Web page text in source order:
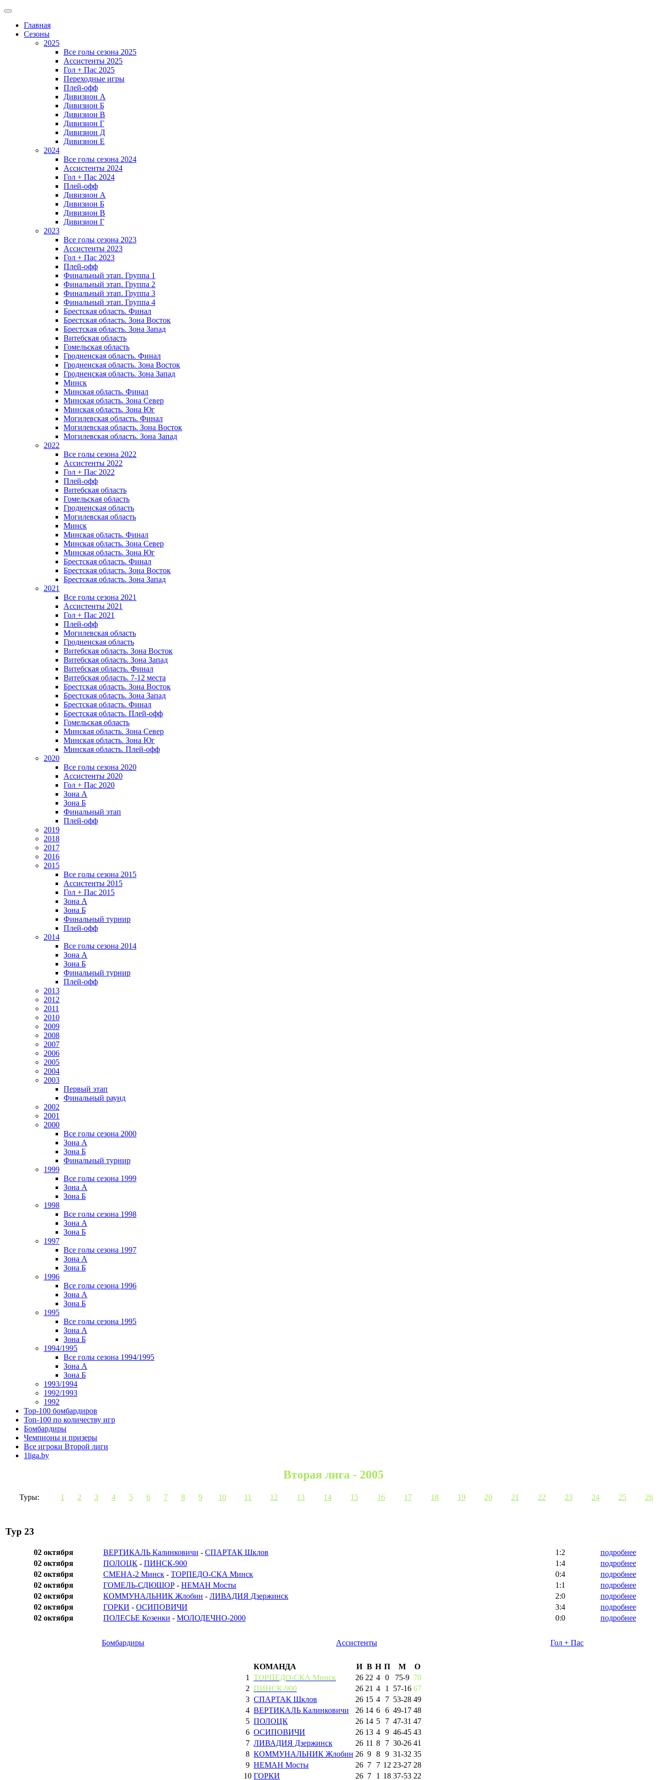
Главная
Сезоны
2025
Все голы сезона 2025
Ассистенты 2025
Гол + Пас 2025
Переходные игры
Плей-офф
Дивизион A
Дивизион Б
Дивизион В
Дивизион Г
Дивизион Д
Дивизион Е
2024
Все голы сезона 2024
Ассистенты 2024
Гол + Пас 2024
Плей-офф
Дивизион A
Дивизион Б
Дивизион В
Дивизион Г
2023
Все голы сезона 2023
Ассистенты 2023
Гол + Пас 2023
Плей-офф
Финальный этап. Группа 1
Финальный этап. Группа 2
Финальный этап. Группа 3
Финальный этап. Группа 4
Брестская область. Финал
Брестская область. Зона Восток
Брестская область. Зона Запад
Витебская область
Гомельская область
Гродненская область. Финал
Гродненская область. Зона Восток
Гродненская область. Зона Запад
Минск
Минская область. Финал
Минская область. Зона Север
Минская область. Зона Юг
Могилевская область. Финал
Могилевская область. Зона Восток
Могилевская область. Зона Запад
2022
Все голы сезона 2022
Ассистенты 2022
Гол + Пас 2022
Плей-офф
Витебская область
Гомельская область
Гродненская область
Могилевская область
Минск
Mинская область. Финал
Минская область. Зона Север
Минская область. Зона Юг
Брестская область. Финал
Брестская область. Зона Восток
Брестская область. Зона Запад
2021
Все голы сезона 2021
Ассистенты 2021
Гол + Пас 2021
Плей-офф
Могилевская область
Гродненская область
Витебская область. Зона Восток
Витебская область. Зона Запад
Витебская область. Финал
Витебская область. 7-12 места
Брестская область. Зона Восток
Брестская область. Зона Запад
Брестская область. Финал
Брестская область. Плей-офф
Гомельская область
Минская область. Зона Север
Минская область. Зона Юг
Минская область. Плей-офф
2020
Все голы сезона 2020
Ассистенты 2020
Гол + Пас 2020
Зона А
Зона Б
Финальный этап
Плей-офф
2019
2018
2017
2016
2015
Все голы сезона 2015
Ассистенты 2015
Гол + Пас 2015
Зона А
Зона Б
Финальный турнир
Плей-офф
2014
Все голы сезона 2014
Зона А
Зона Б
Финальный турнир
Плей-офф
2013
2012
2011
2010
2009
2008
2007
2006
2005
2004
2003
Первый этап
Финальный раунд
2002
2001
2000
Все голы сезона 2000
Зона А
Зона Б
Финальный турнир
1999
Все голы сезона 1999
Зона А
Зона Б
1998
Все голы сезона 1998
Зона А
Зона Б
1997
Все голы сезона 1997
Зона А
Зона Б
1996
Все голы сезона 1996
Зона А
Зона Б
1995
Все голы сезона 1995
Зона А
Зона Б
1994/1995
Все голы сезона 1994/1995
Зона А
Зона Б
1993/1994
1992/1993
1992
Top-100 бомбардиров
Топ-100 по количеству игр
Бомбардиры
Чемпионы и призеры
Все игроки Второй лиги
1liga.by
Вторая лига - 2005
Туры: 1 2 3 4 5 6 7 8 9 10 11 12 13 14 15 16 17 18 19 20 21 22 23 24 25 26
Тур 23
02 октября ВЕРТИКАЛЬ Калинковичи - СПАРТАК Шклов 1:2
подробнее
02 октября
ПОЛОЦК - ПИНСК-900 1:4
подробнее
02 октября
СМЕНА-2 Минск - ТОРПЕДО-СКА Минск 0:4
подробнее
02 октября
ГОМЕЛЬ-СДЮШОР - НЕМАН Мосты 1:1
подробнее
02 октября
КОММУНАЛЬНИК Жлобин - ЛИВАДИЯ Дзержинск 2:0
подробнее
02 октября
ГОРКИ - ОСИПОВИЧИ 3:4
подробнее
02 октября
ПОЛЕСЬЕ Козенки - МОЛОДЕЧНО-2000 0:0 подробнее
Бомбардиры Ассистенты Гол + Пас
КОМАНДА И В Н П М
О
1
ТОРПЕДО-СКА Минск 26 22 4 0 75-9 70
2 ПИНСК-900 26 21 4 1 57-16 67
3 СПАРТАК Шклов 26 15 4 7 53-28 49
4 ВЕРТИКАЛЬ Калинковичи 26 14 6 6 49-17 48
5 ПОЛОЦК 26 14 5 7 47-31 47
6 ОСИПОВИЧИ 26 13 4 9 46-45 43
7 ЛИВАДИЯ Дзержинск 26 11 8 7 30-26 41
8 КОММУНАЛЬНИК Жлобин 26 9 8 9 31-32 35
9 НЕМАН Мосты 26 7 7 12 23-27 28
10 ГОРКИ 26 7 1 18 37-53 22